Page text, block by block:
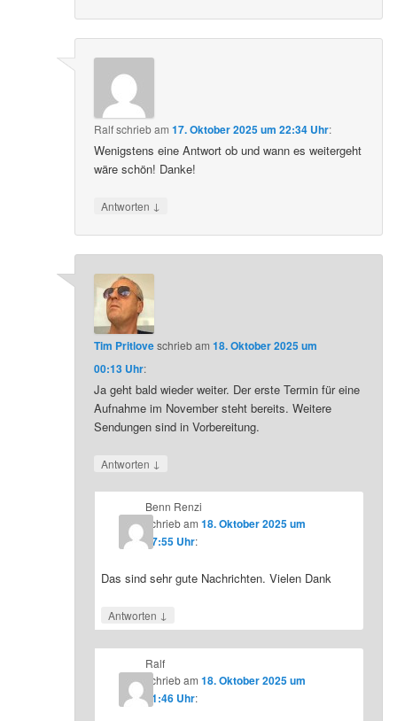
Ralfschriebam17. Oktober 2025 um 22:34 Uhr:
Wenigstens eine Antwort ob und wann es weitergeht
wäre schön! Danke!
Antworten ↓
Tim Pritloveschriebam18. Oktober 2025 um
00:13 Uhr:
Ja geht bald wieder weiter. Der erste Termin für eine
Aufnahme im November steht bereits. Weitere
Sendungen sind in Vorbereitung.
Antworten ↓
Benn Renzi
schriebam 18. Oktober 2025 um
07:55 Uhr:
Das sind sehr gute Nachrichten. Vielen Dank
Antworten ↓
Ralf
schriebam 18. Oktober 2025 um
21:46 Uhr: